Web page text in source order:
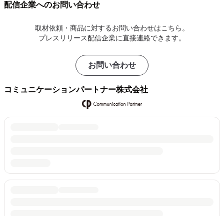
配信企業へのお問い合わせ
取材依頼・商品に対するお問い合わせはこちら。
プレスリリース配信企業に直接連絡できます。
お問い合わせ
コミュニケーションパートナー株式会社